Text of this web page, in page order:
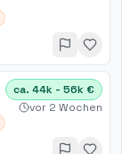
ca. 44k - 56k €
vor 2 Wochen